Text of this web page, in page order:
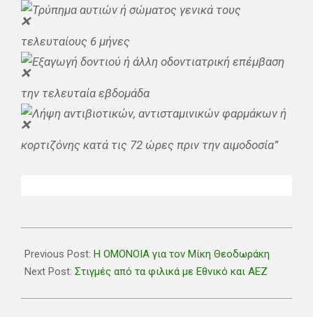
Τρύπημα αυτιών ή σώματος γενικά τους
τελευταίους 6 μήνες
Εξαγωγή δοντιού ή άλλη οδοντιατρική επέμβαση
την τελευταία εβδομάδα
Λήψη αντιβιοτικών, αντισταμινικών φαρμάκων ή
κορτιζόνης κατά τις 72 ώρες πριν την αιμοδοσία”
09-
02
Previous Post: Η ΟΜΟΝΟΙΑ για τον Μίκη Θεοδωράκη
Next Post: Στιγμές από τα φιλικά με Εθνικό και ΑΕΖ